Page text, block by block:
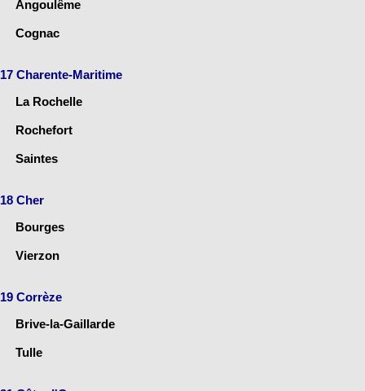
Angoulême
Cognac
17 Charente-Maritime
La Rochelle
Rochefort
Saintes
18 Cher
Bourges
Vierzon
19 Corrèze
Brive-la-Gaillarde
Tulle